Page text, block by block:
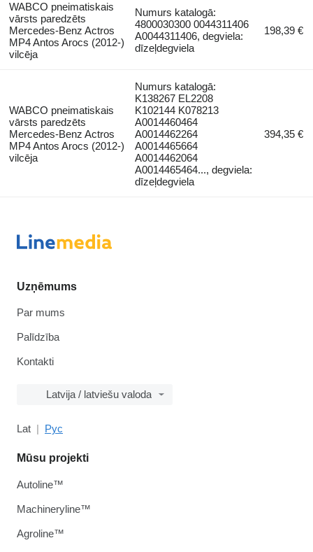
WABCO pneimatiskais
vārsts paredzēts
Mercedes-Benz Actros
MP4 Antos Arocs (2012-)
vilcēja
Numurs katalogā:
4800030300 0044311406
A0044311406, degviela:
dīzeļdegviela
198,39 €
WABCO pneimatiskais
vārsts paredzēts
Mercedes-Benz Actros
MP4 Antos Arocs (2012-)
vilcēja
Numurs katalogā:
K138267 EL2208
K102144 K078213
A0014460464
A0014462264
A0014465664
A0014462064
A0014465464..., degviela:
dīzeļdegviela
394,35 €
Uzņēmums
Par mums
Palīdzība
Kontakti
Latvija / latviešu valoda
Lat Рус
Mūsu projekti
Autoline™
Machineryline™
Agroline™